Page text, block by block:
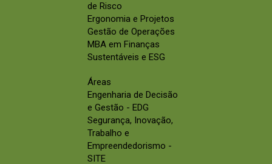
de Risco
Ergonomia e Projetos
Gestão de Operações
MBA em Finanças
Sustentáveis e ESG
Áreas
Engenharia de Decisão
e Gestão - EDG
Segurança, Inovação,
Trabalho e
Empreendedorismo -
SITE